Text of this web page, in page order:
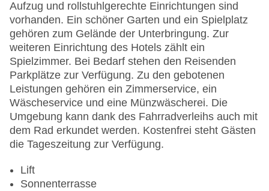
Aufzug und rollstuhlgerechte Einrichtungen sind
vorhanden. Ein schöner Garten und ein Spielplatz
gehören zum Gelände der Unterbringung. Zur
weiteren Einrichtung des Hotels zählt ein
Spielzimmer. Bei Bedarf stehen den Reisenden
Parkplätze zur Verfügung. Zu den gebotenen
Leistungen gehören ein Zimmerservice, ein
Wäscheservice und eine Münzwäscherei. Die
Umgebung kann dank des Fahrradverleihs auch mit
dem Rad erkundet werden. Kostenfrei steht Gästen
die Tageszeitung zur Verfügung.
Lift
Sonnenterrasse